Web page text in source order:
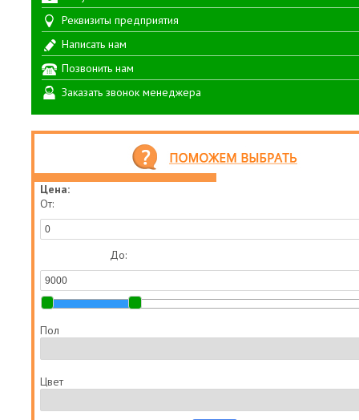
Реквизиты предприятия
Написать нам
Позвонить нам
Заказать звонок менеджера
Цена:
От:
До:
Пол
Цвет